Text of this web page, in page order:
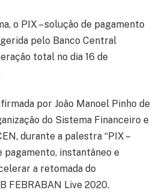
o PIX – solução de pagamento
pelo Banco Central
total no dia 16 de
por João Manoel Pinho de
do Sistema Financeiro e
durante a palestra “PIX –
pagamento, instantâneo e
a retomada do
FEBRABAN Live 2020.